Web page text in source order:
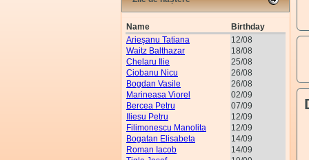
Name
Birthday
Arieşanu Tatiana
12/08
Waitz Balthazar
18/08
Chelaru Ilie
25/08
Ciobanu Nicu
26/08
Bogdan Vasile
26/08
Marineasa Viorel
02/09
Bercea Petru
07/09
Iliesu Petru
12/09
Filimonescu Manolita
12/09
Bogatan Elisabeta
14/09
Roman Iacob
14/09